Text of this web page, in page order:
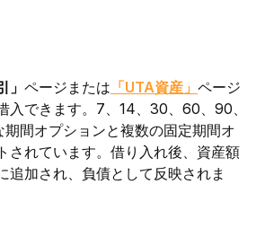
」 ページまたは 「UTA資産」 ページ
入できます。7、14、30、60、90、
間オプションと複数の固定期間オ
されています。借り入れ後、資産額
追加され、負債として反映されま